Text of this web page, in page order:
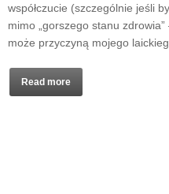
współczucie (szczególnie jeśli
mimo „gorszego stanu
może przyczyną mojego
Read more